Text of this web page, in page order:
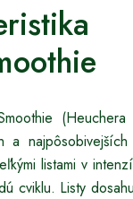
(Heuchera
a
listami v
cviklu. Listy